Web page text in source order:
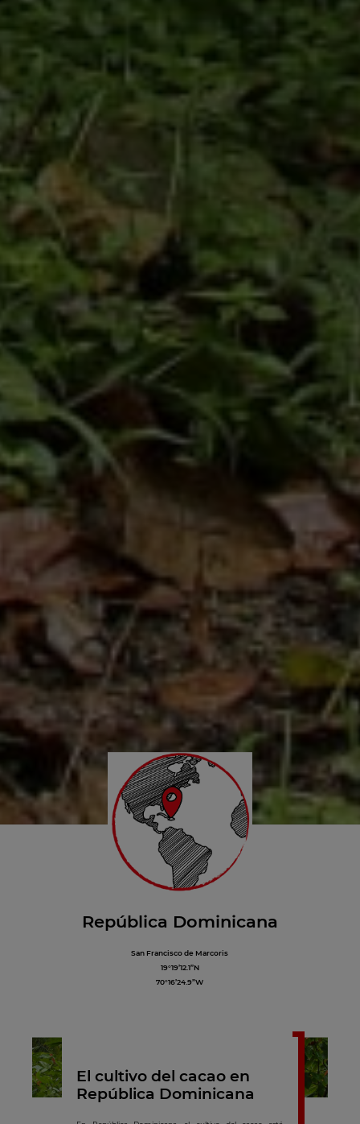
República Dominicana
San Francisco de Marcoris
19°19’12.1”N
70°16’24.9”W
El cultivo del cacao en
República Dominicana